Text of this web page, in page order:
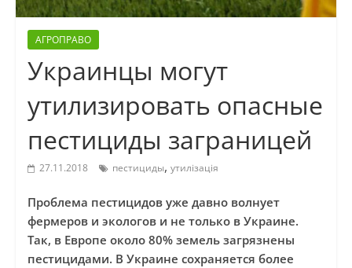
АГРОПРАВО
Украинцы могут
утилизировать опасные
пестициды заграницей
27.11.2018 пестициды, утилізація
Проблема пестицидов уже давно волнует
фермеров и экологов и не только в Украине.
Так, в Европе около 80% земель загрязнены
пестицидами. В Украине сохраняется более